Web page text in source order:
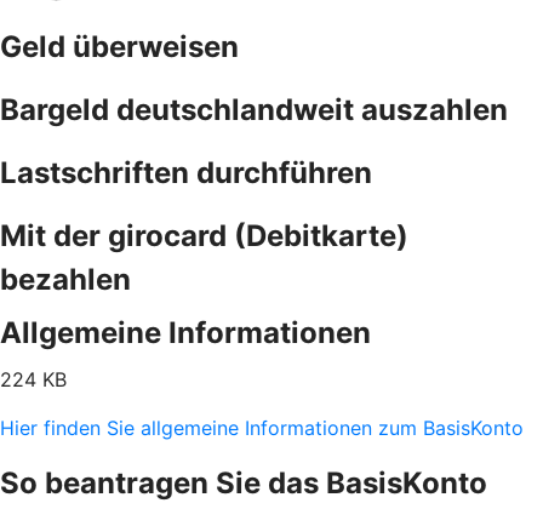
Geld überweisen
Bargeld deutschlandweit auszahlen
Lastschriften durchführen
Mit der girocard (Debitkarte)
bezahlen
Allgemeine Informationen
224 KB
Hier finden Sie allgemeine Informationen zum BasisKonto
So beantragen Sie das BasisKonto